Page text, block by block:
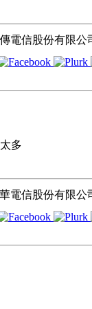
電信股份有限公
多
電信股份有限公